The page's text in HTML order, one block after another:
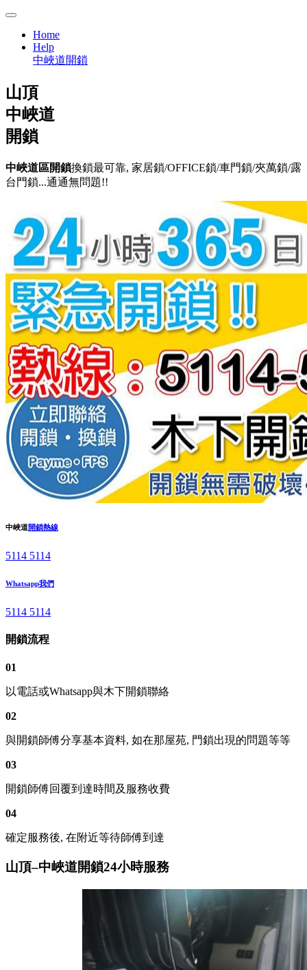
Home
Help
中峽道開鎖
山頂
中峽道
開鎖
中峽道區開鎖換鎖最可靠, 家居鎖/OFFICE鎖/車門鎖/夾萬鎖/露
台門鎖...通通無問題!!
中峽道開鎖熱線
5114 5114
Whatsapp我們
5114 5114
開鎖流程
01
以電話或Whatsapp與木下開鎖聯絡
02
與開鎖師傅分享基本資料, 如在那屋苑, 門鎖出現的問題等等
03
開鎖師傅回覆到達時間及服務收費
04
確定服務後, 在附近等待師傅到達
山頂–中峽道開鎖24小時服務